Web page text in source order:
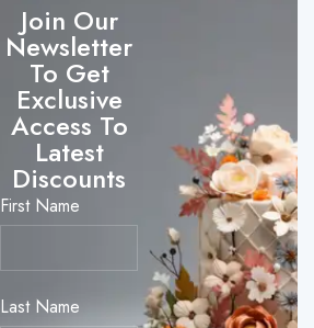
Join Our
Newsletter
To Get
Exclusive
Access To
Latest
Discounts
First Name
Last Name